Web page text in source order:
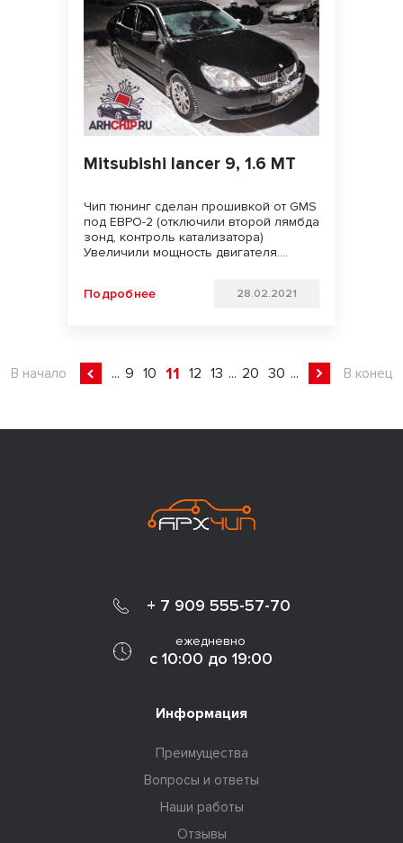
Mitsubishi lancer 9, 1.6 MT
Чип тюнинг сделан прошивкой от GMS
под ЕВРО-2 (отключили второй лямбда
зонд, контроль катализатора)
Увеличили мощность двигателя.
дорогах!!!
Подробнее 28.02.2021
В начало ... 9 10 11 12 13 ... 20 30 ... В конец
+ 7 909 555-57-70
ежедневно
с 10:00 до 19:00
Информация
Преимущества
Вопросы и ответы
Наши работы
Отзывы